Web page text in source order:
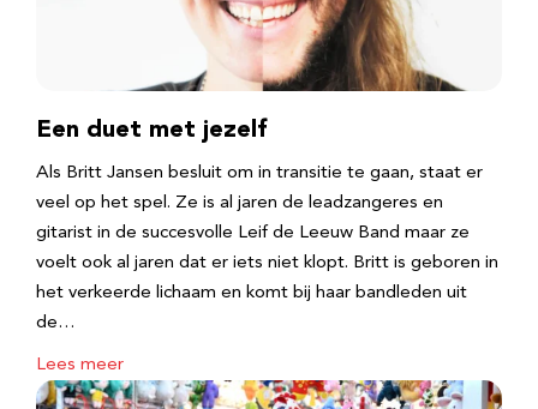
Een duet met jezelf
Als Britt Jansen besluit om in transitie te gaan, staat er
veel op het spel. Ze is al jaren de leadzangeres en
gitarist in de succesvolle Leif de Leeuw Band maar ze
voelt ook al jaren dat er iets niet klopt. Britt is geboren in
het verkeerde lichaam en komt bij haar bandleden uit
de…
Lees meer